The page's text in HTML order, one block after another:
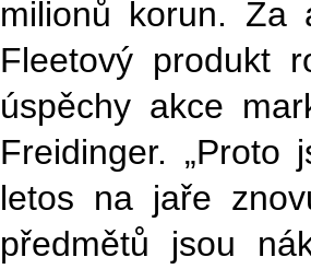
milionů korun. Za
Fleetový produkt
úspěchy akce
Freidinger. „Proto
letos na jaře
předmětů jsou